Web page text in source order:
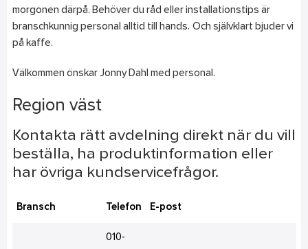
morgonen därpå. Behöver du råd eller installationstips är
branschkunnig personal alltid till hands. Och självklart bjuder vi
på kaffe.
Välkommen önskar Jonny Dahl med personal.
Region väst
Kontakta rätt avdelning direkt när du vill
beställa, ha produktinformation eller
har övriga kundservicefrågor.
Bransch Telefon E-post
010-